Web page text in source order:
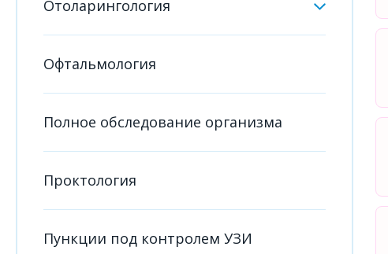
Отоларингология
Офтальмология
Полное обследование организма
Проктология
Пункции под контролем УЗИ